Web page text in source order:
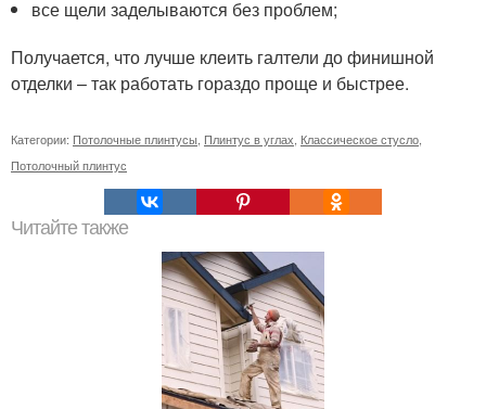
все щели заделываются без проблем;
Получается, что лучше клеить галтели до финишной
отделки – так работать гораздо проще и быстрее.
Категории: Потолочные плинтусы Плинтус в углах Классическое стусло
Потолочный плинтус
Читайте также